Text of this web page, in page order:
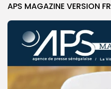
APS MAGAZINE VERSION FR